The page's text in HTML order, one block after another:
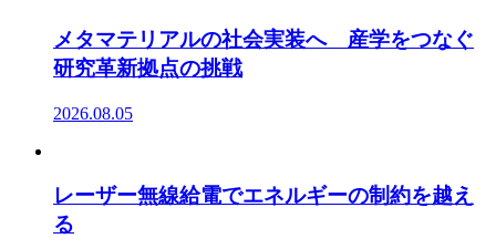
メタマテリアルの社会実装へ 産学をつなぐ
研究革新拠点の挑戦
2026.08.05
レーザー無線給電でエネルギーの制約を越え
る